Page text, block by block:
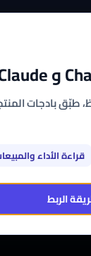
بادجات
قراءة الأداء
الربط